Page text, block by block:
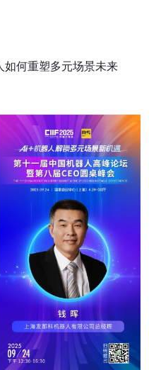
何重塑多元场景未来